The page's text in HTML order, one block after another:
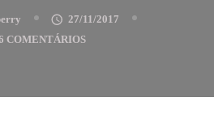
27/11/2017
COMENTÁRIOSEM
AFETOS